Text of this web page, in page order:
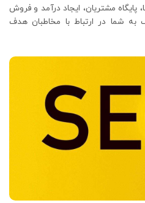
مشتریان، ایجاد درآمد و فروش
به شما در ارتباط با مخاطبان هدف